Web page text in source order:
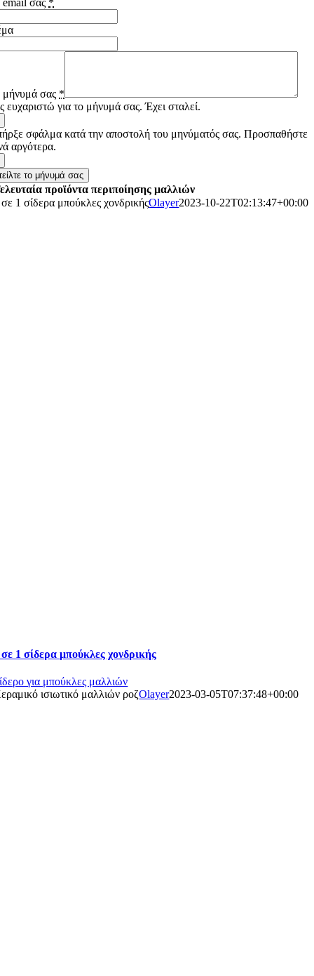
μήνυμά σας *
ευχαριστώ για το μήνυμά σας. Έχει σταλεί.
σφάλμα κατά την αποστολή του μηνύματός σας. Προσπαθήστε
αργότερα.
το μήνυμά σας
προϊόντα περιποίησης μαλλιών
1 σίδερα μπούκλες χονδρικήςOlayer2023-10-22T02:13:47+00:00
1 σίδερα μπούκλες χονδρικής
για μπούκλες μαλλιών
ισιωτικό μαλλιών ροζOlayer2023-03-05T07:37:48+00:00